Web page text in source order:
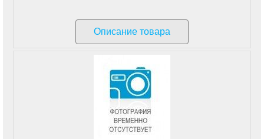
Описание товара